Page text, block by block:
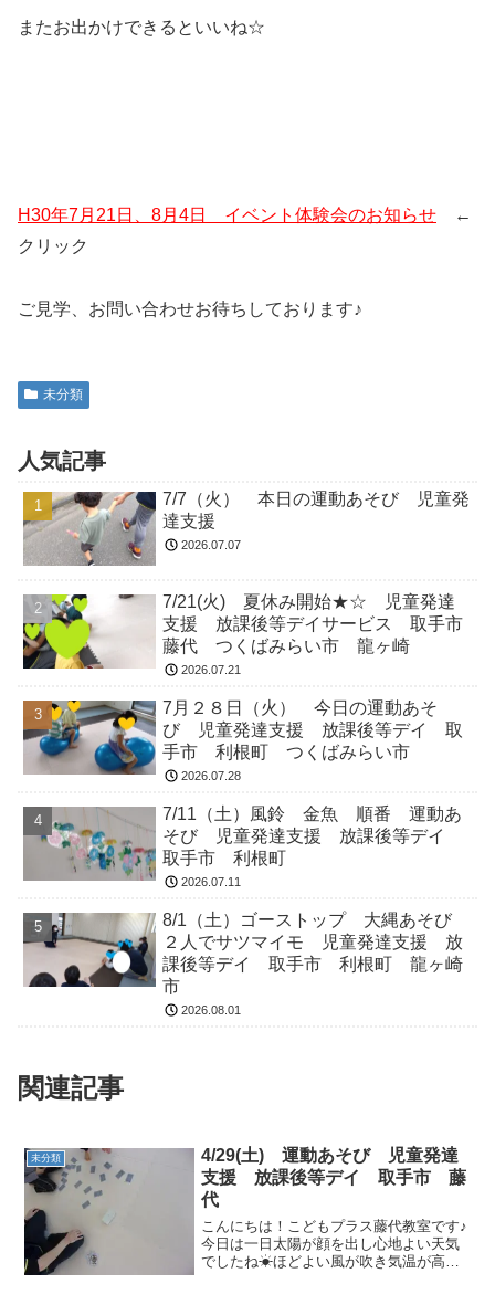
またお出かけできるといいね☆
H30年7月21日、8月4日 イベント体験会のお知らせ ←
クリック
ご見学、お問い合わせお待ちしております♪
未分類
人気記事
7/7（火） 本日の運動あそび 児童発
達支援
2026.07.07
7/21(火) 夏休み開始★☆ 児童発達
支援 放課後等デイサービス 取手市
藤代 つくばみらい市 龍ヶ崎
2026.07.21
7月２８日（火） 今日の運動あそ
び 児童発達支援 放課後等デイ 取
手市 利根町 つくばみらい市
2026.07.28
7/11（土）風鈴 金魚 順番 運動あ
そび 児童発達支援 放課後等デイ
取手市 利根町
2026.07.11
8/1（土）ゴーストップ 大縄あそび
２人でサツマイモ 児童発達支援 放
課後等デイ 取手市 利根町 龍ヶ崎
市
2026.08.01
関連記事
未分類
4/29(土) 運動あそび 児童発達
支援 放課後等デイ 取手市 藤
代
こんにちは！こどもプラス藤代教室です♪
今日は一日太陽が顔を出し心地よい天気
でしたね☀ほどよい風が吹き気温が高く